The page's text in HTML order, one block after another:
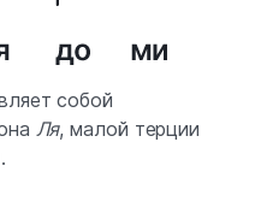
собой
Ля, малой терции